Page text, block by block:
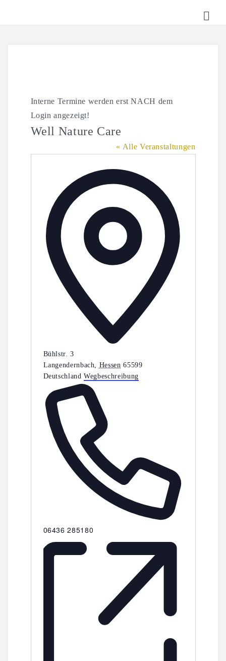
KALENDER
LOGIN
Interne Termine werden erst NACH dem
Login angezeigt!
Well Nature Care
« Alle Veranstaltungen
Bühlstr. 3
Langendernbach, Hessen 65599
Deutschland Wegbeschreibung
Telefon
06436 285180